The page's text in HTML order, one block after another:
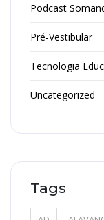
Podcast
Pré-Vestibular
Tecnologia
Uncategorized
Tags